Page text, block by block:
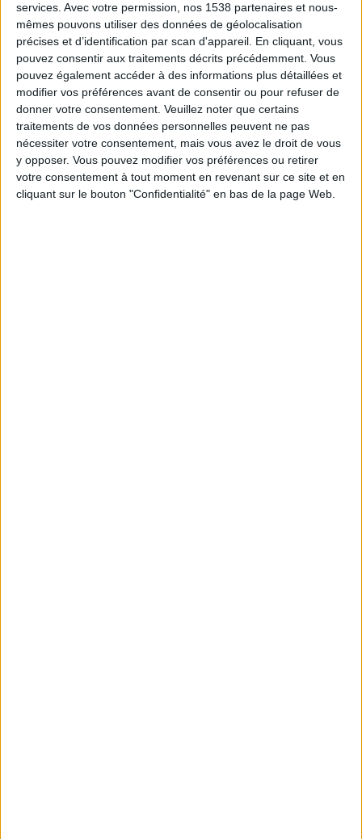
services. Avec votre permission, nos 1538 partenaires et nous-
mêmes pouvons utiliser des données de géolocalisation
précises et d’identification par scan d'appareil. En cliquant, vous
pouvez consentir aux traitements décrits précédemment. Vous
pouvez également accéder à des informations plus détaillées et
modifier vos préférences avant de consentir ou pour refuser de
donner votre consentement. Veuillez noter que certains
traitements de vos données personnelles peuvent ne pas
nécessiter votre consentement, mais vous avez le droit de vous
y opposer. Vous pouvez modifier vos préférences ou retirer
votre consentement à tout moment en revenant sur ce site et en
cliquant sur le bouton "Confidentialité" en bas de la page Web.
Combien de kilos souhaitez-vous perdre ?
Moins de
5 kilos
De 5 à 10
kilos
Plus de
10 kilos
Webinaires en direct Voir tout